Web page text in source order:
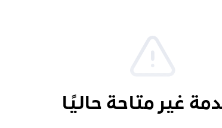
غير متاحة حاليًا